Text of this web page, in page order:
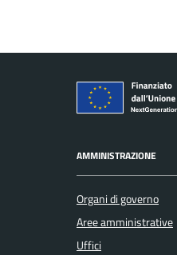
AMMINISTRAZIONE
Organi di governo
Aree amministrative
Uffici